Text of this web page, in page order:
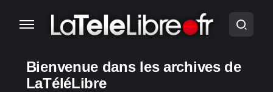
Bienvenue dans les archives de
LaTéléLibre